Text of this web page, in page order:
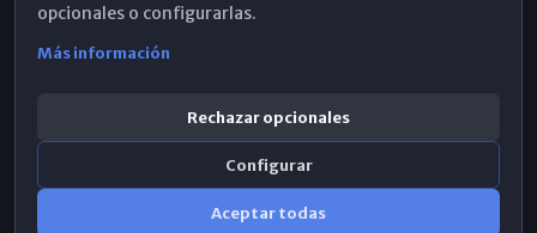
opcionales o configurarlas.
Más información
Rechazar opcionales
Configurar
Aceptar todas